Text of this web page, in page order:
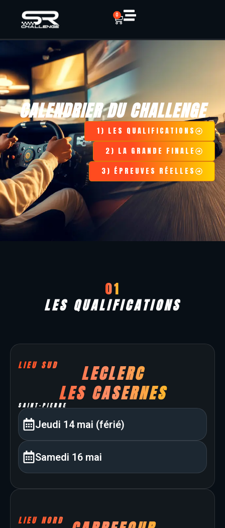
0
CALENDRIER DU CHALLENGE
1) LES QUALIFICATIONS
2) LA GRANDE FINALE
3) ÉPREUVES RÉELLES
01
LES QUALIFICATIONS
LIEU SUD
LECLERC
LES CASERNES
SAINT-PIERRE
Jeudi 14 mai (férié)
Samedi 16 mai
LIEU NORD